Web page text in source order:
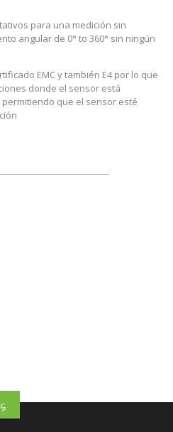
para una medición sin
angular de 0° to 360° sin ningún
EMC y también E4 por lo que
donde el sensor está
que el sensor esté